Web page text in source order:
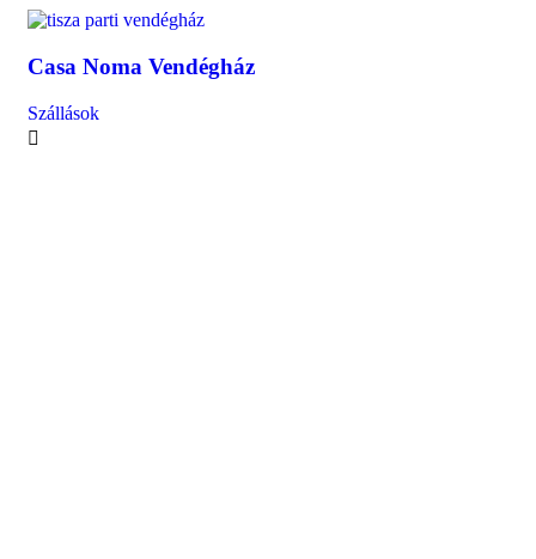
Casa Noma Vendégház
Szállások